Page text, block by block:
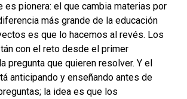
es pionera: el que cambia materias por
más grande de la educación
es que lo hacemos al revés. Los
con el reto desde el primer
pregunta que quieren resolver. Y el
anticipando y enseñando antes de
la idea es que los